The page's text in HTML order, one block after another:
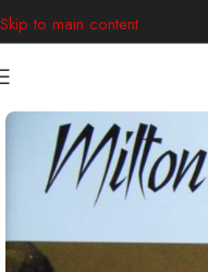
Skip to main content